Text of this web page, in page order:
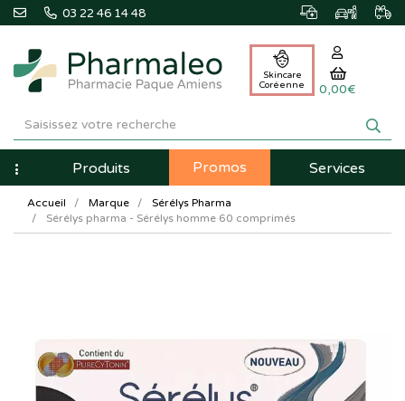
03 22 46 14 48
Pharmaleo
Pharmacie
Paque
Amiens
Skincare
Coréenne
0,00€
NavigationProduits Promos Services
Accueil Marque
Sérélys Pharma
Sérélys pharma - Sérélys homme 60 comprimés